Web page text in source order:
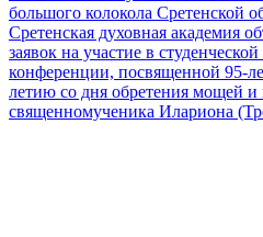
большого колокола Сретенской
Сретенская духовная академия
заявок на участие в
конференции, посвященной 95-
летию со дня обретения мощей и
священномученика Илариона